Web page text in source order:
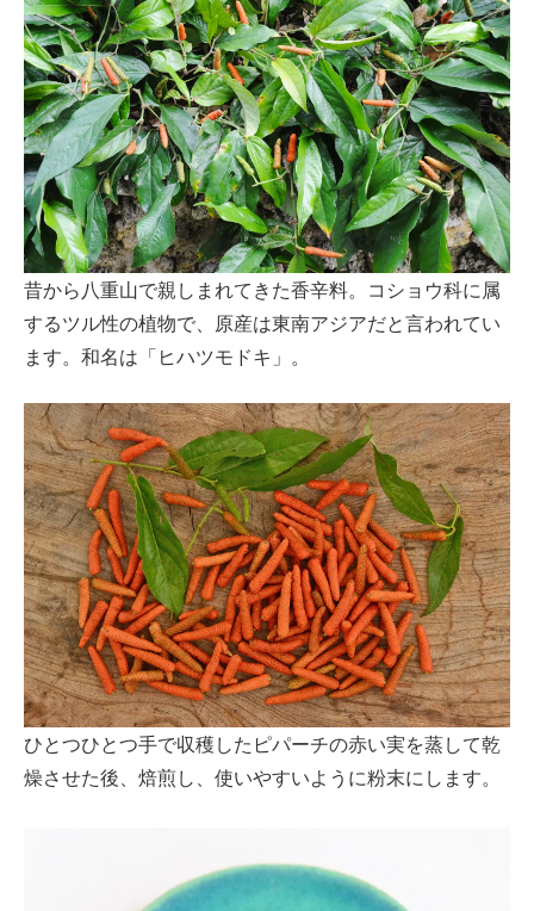
昔から八重山で親しまれてきた香辛料。コショウ科に属
するツル性の植物で、原産は東南アジアだと言われてい
ます。和名は「ヒハツモドキ」。
ひとつひとつ手で収穫したピパーチの赤い実を蒸して乾
燥させた後、焙煎し、使いやすいように粉末にします。